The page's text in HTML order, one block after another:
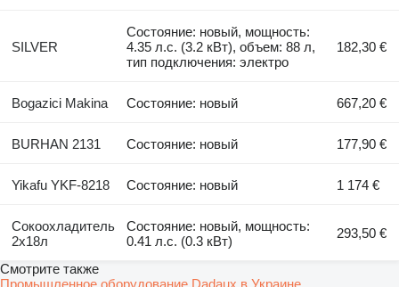
SILVER
Состояние: новый, мощность:
4.35 л.с. (3.2 кВт), объем: 88 л,
тип подключения: электро
182,30 €
Bogazici Makina Состояние: новый 667,20 €
BURHAN 2131 Состояние: новый 177,90 €
Yikafu YKF-8218 Состояние: новый 1 174 €
Сокоохладитель
2х18л
Состояние: новый, мощность:
0.41 л.с. (0.3 кВт)
293,50 €
Смотрите также